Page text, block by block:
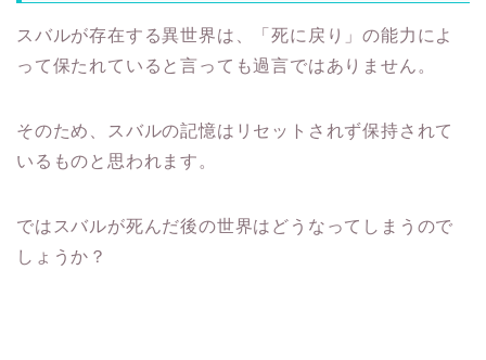
スバルが存在する異世界は、「死に戻り」の能力によ
って保たれていると言っても過言ではありません。
そのため、スバルの記憶はリセットされず保持されて
いるものと思われます。
ではスバルが死んだ後の世界はどうなってしまうので
しょうか？